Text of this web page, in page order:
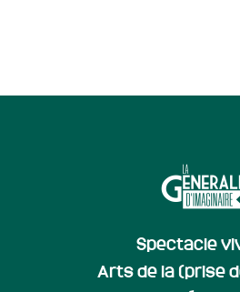
Spectacle
Arts de la (prise